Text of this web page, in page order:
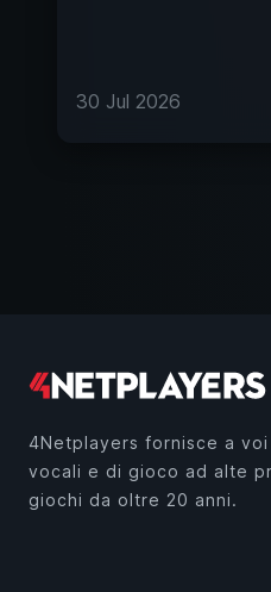
30 Jul 2026
4Netplayers fornisce a
vocali e di gioco ad alte
giochi da oltre 20 anni.